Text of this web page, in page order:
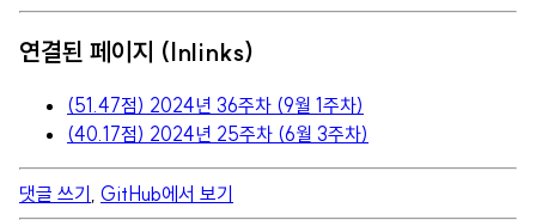
연결된 페이지 (Inlinks)
(51.47점) 2024년 36주차 (9월 1주차)
(40.17점) 2024년 25주차 (6월 3주차)
댓글 쓰기 , GitHub에서 보기